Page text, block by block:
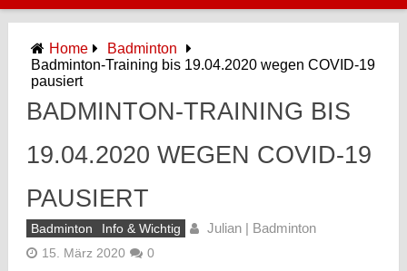
Home
Badminton
Badminton-Training bis 19.04.2020 wegen COVID-19
pausiert
BADMINTON-TRAINING BIS
19.04.2020 WEGEN COVID-19
PAUSIERT
Badminton Info & Wichtig Julian | Badminton
15. März 2020
0